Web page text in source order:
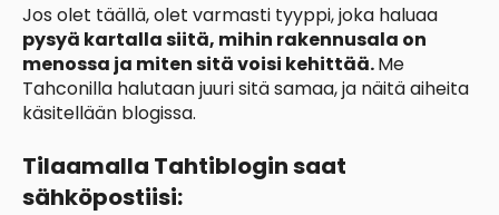
Jos olet täällä,olet varmasti tyyppi, joka haluaa
pysyä kartalla siitä, mihin rakennusala on
menossa ja miten sitä voisi kehittää.Me
Tahconilla halutaan juuri sitä samaa, ja näitä aiheita
käsitellään blogissa.
Tilaamalla Tahtiblogin saat
sähköpostiisi: